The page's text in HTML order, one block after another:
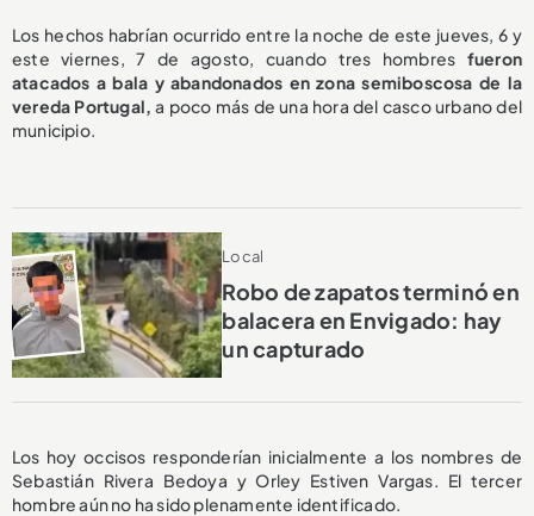
Los hechos habrían ocurrido entre la noche de este jueves, 6 y
este viernes, 7 de agosto, cuando tres hombres fueron
atacados a bala y abandonados en zona semiboscosa de la
vereda Portugal, a poco más de una hora del casco urbano del
municipio.
Local
Robo de zapatos terminó en
balacera en Envigado: hay
un capturado
Los hoy occisos responderían inicialmente a los nombres de
Sebastián Rivera Bedoya y Orley Estiven Vargas. El tercer
hombre aún no ha sido plenamente identificado.